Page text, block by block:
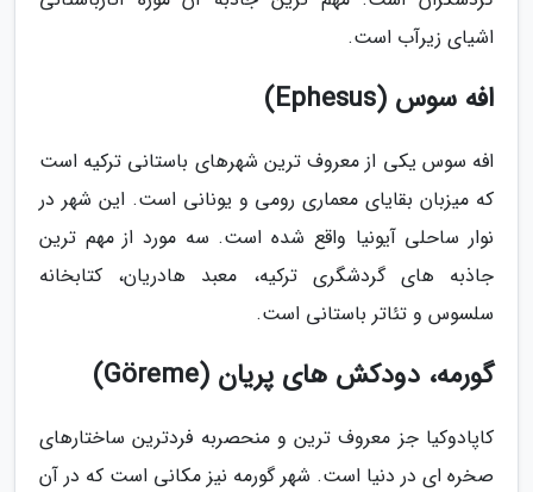
اشیای زیرآب است.
افه سوس (Ephesus)
افه سوس یکی از معروف ترین شهرهای باستانی ترکیه است
که میزبان بقایای معماری رومی و یونانی است. این شهر در
نوار ساحلی آیونیا واقع شده است. سه مورد از مهم ترین
جاذبه های گردشگری ترکیه، معبد هادریان، کتابخانه
سلسوس و تئاتر باستانی است.
گورمه، دودکش های پریان (Göreme)
کاپادوکیا جز معروف ترین و منحصربه فردترین ساختارهای
صخره ای در دنیا است. شهر گورمه نیز مکانی است که در آن